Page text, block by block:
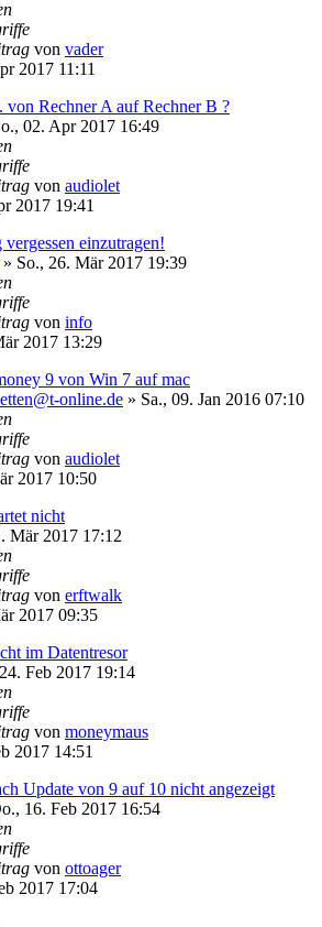
von vader
2017 11:11
von Rechner A auf Rechner B ?
02. Apr 2017 16:49
von audiolet
2017 19:41
einzutragen!
» So., 26. Mär 2017 19:39
von info
2017 13:29
9 von Win 7 auf mac
online.de » Sa., 09. Jan 2016 07:10
von audiolet
2017 10:50
nicht
Mär 2017 17:12
von erftwalk
2017 09:35
im Datentresor
Feb 2017 19:14
von moneymaus
2017 14:51
Update von 9 auf 10 nicht angezeigt
16. Feb 2017 16:54
von ottoager
2017 17:04